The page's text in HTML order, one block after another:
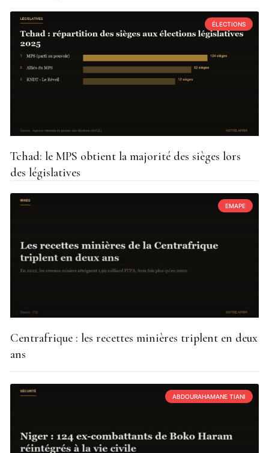
ÉLECTIONS
Tchad: le MPS obtient la majorité des sièges lors
des législatives
EMAPE
Centrafrique : les recettes minières triplent en deux
ans
ABDOURAHAMANE TIANI